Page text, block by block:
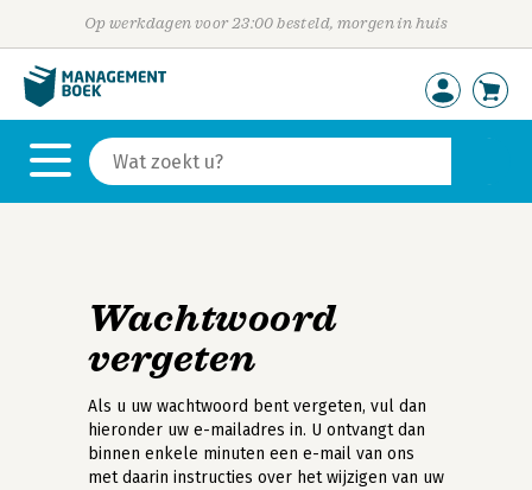
Op werkdagen voor 23:00 besteld, morgen in huis
Wachtwoord
vergeten
Als u uw wachtwoord bent vergeten, vul dan
hieronder uw e-mailadres in. U ontvangt dan
binnen enkele minuten een e-mail van ons
met daarin instructies over het wijzigen van uw